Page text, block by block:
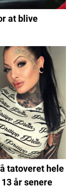
at blive
tatoveret hele
år senere